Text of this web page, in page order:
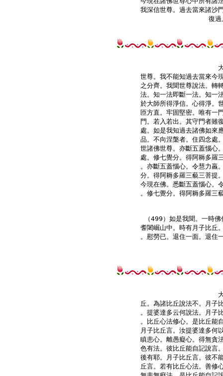
我深信世尊。過去當來諸沙
世尊。我不能知過去當來今
之分齊。我聞世尊說法。轉
法。知一法即斷一法。知一
於大師所得淨信。心得淨。
匝方直。牢固堅密。唯有一
門。若入若出。其守門者雖
處。如是我知過去諸佛如來
品。不向涅槃者。住四念處
世諸佛世尊。亦斷五蓋惱心
處。修七覺分。得阿耨多羅
。亦斷五蓋惱心。令慧力羸
分。得阿耨多羅三藐三菩提
今現在佛。悉斷五蓋惱心。
。修七覺分。得阿耨多羅三
（499）如是我聞。一時
耆闍崛山中。時有月子比丘
。慰勞已。退住一面。退住
丘。為諸比丘說法不。月子
。提婆達多云何說法。月子
。比丘心法修心。是比丘能
月子比丘言。汝提婆達多何
瞋恚心。離愚癡心。得無貪
色有法。彼比丘能自記說言
後有耶。月子比丘言。彼不
丘言。若有比丘心法。善修